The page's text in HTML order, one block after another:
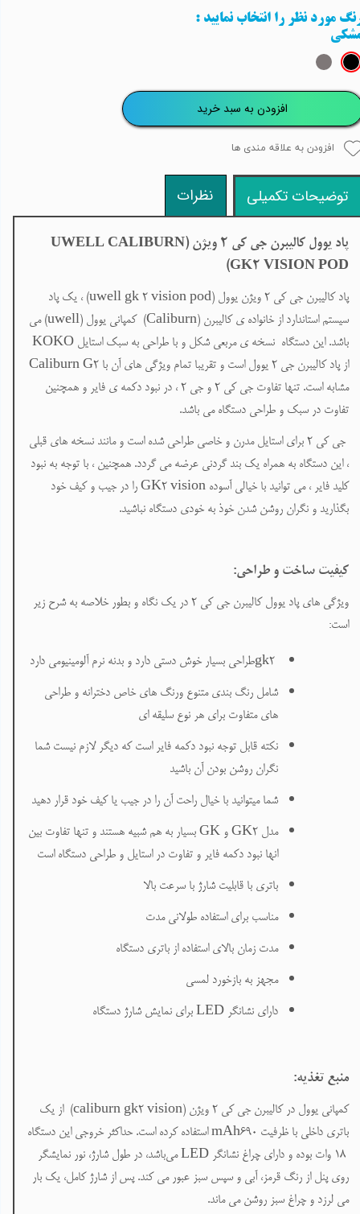
مورد نظر را انتخاب نمایید :
افزودن به سبد خرید
افزودن به علاقه مندی ها
توضیحات تکمیلی نظرات
پاد یوول کالیبرن جی کی 2 ویژن (UWELL CALIBURN
GK2 VISION POD
)
پاد کالیبرن جی کی ۲ ویژن یوول (uwell gk 2 vision pod) ، یک پاد
سیستم استاندارد از خانواده ی کالیبرن (Caliburn) کمپانی یوول (uwell) می
باشد. این دستگاه نسخه ی مربعی شکل و با طراحی به سبک استایل KOKO
از پاد کالیبرن جی ۲ یوول است و تقریبا تمام ویژگی های آن با
Caliburn G2
مشابه است. تنها تفاوت جی کی ۲ و جی ۲ ، در نبود دکمه ی فایر و همچنین
تفاوت در سبک و طراحی دستگاه می باشد.
جی کی ۲ برای استایل مدرن و خاصی طراحی شده است و مانند نسخه های قبلی
، این دستگاه به همراه یک بند گردنی عرضه می گردد. همچنین ، با توجه به نبود
کلید فایر ، می توانید با خیالی آسوده GK2 visionرا در جیب و کیف خود
بگذارید و نگران روشن شدن خوذ به خودی دستگاه نباشید.
کیفیت ساخت و طراحی:
ویژگی های پاد یوول کالیبرن
جی کی 2 در یک نگاه و بطور خلاصه به شرح زیر
است:
gk2طراحی بسیار خوش دستی دارد و بدنه نرم آلومینیومی دارد
شامل رنگ بندی متنوع ورنگ های خاص دخترانه و طراحی
های متفاوت برای هر نوع سلیقه ای
نکته قابل توجه نبود دکمه فایر است که دیگر لازم نیست شما
نگران روشن بودن آن باشید
شما میتوانید با خیال راحت آن را در جیب یا کیف خود قرار دهید
مدل GK2 و GK بسیار به هم شبیه هستند و تنها تفاوت بین
انها نبود دکمه فایر و تفاوت در استایل و طراحی دستگاه است
باتری با قابلیت شارژ با سرعت بالا
مناسب برای استفاده طولانی مدت
مدت زمان بالای استفاده از باتری دستگاه
مجهز به بازخورد لمسی
دارای نشانگر LEDبرای نمایش شارژ دستگاه
منبع تغذیه:
کمپانی یوول در کالیبرن جی کی 2 ویژن (caliburn gk2 vision) از یک
باتری داخلی با ظرفیت ۶۹۰
mAhاستفاده کرده است. حداکثر خروجی این دستگاه
LEDمی‌باشد، در طول شارژ، نور نمایشگر
روی پنل از رنگ قرمز، آبی و سپس سبز عبور می کند. پس از شارژ کامل، یک بار
می لرزد و چراغ سبز روشن می ماند.